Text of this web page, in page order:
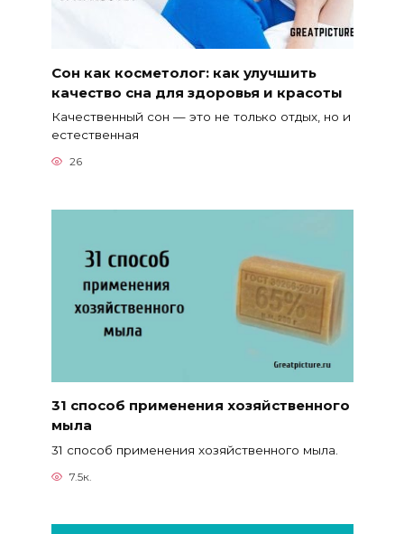
Сон как косметолог: как улучшить
качество сна для здоровья и красоты
Качественный сон — это не только отдых, но и
естественная
26
31 способ применения хозяйственного
мыла
31 способ применения хозяйственного мыла.
7.5к.